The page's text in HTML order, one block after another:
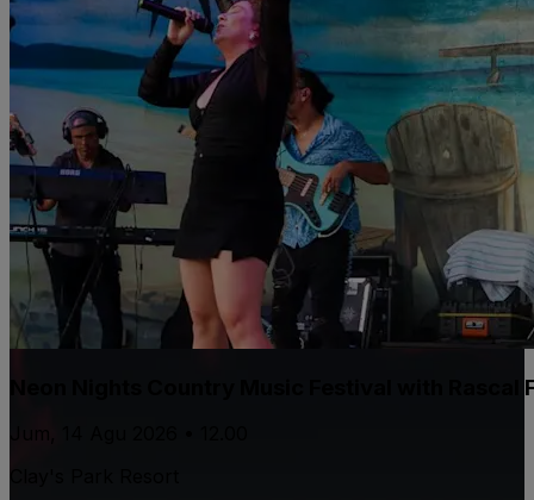
Neon Nights Country Music Festival with